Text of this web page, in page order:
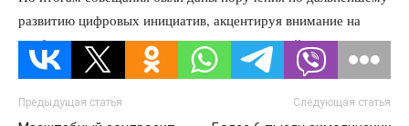
развитию цифровых инициатив, акцентируя внимание на
необходимости внедрения передовых решений.
Предыдущая статья Следующая статья